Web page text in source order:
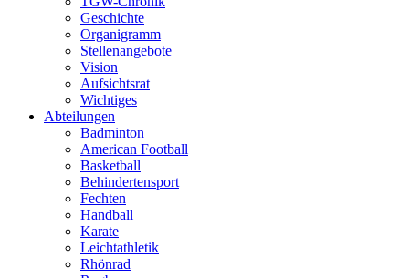
Geschichte
Organigramm
Stellenangebote
Vision
Aufsichtsrat
Wichtiges
Abteilungen
Badminton
American Football
Basketball
Behindertensport
Fechten
Handball
Karate
Leichtathletik
Rhönrad